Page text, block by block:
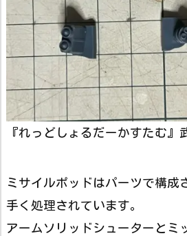
『れっどしょるだーかすたむ』
ミサイルポッドはパーツで構成
手く処理されています。
アームソリッドシューターとミ